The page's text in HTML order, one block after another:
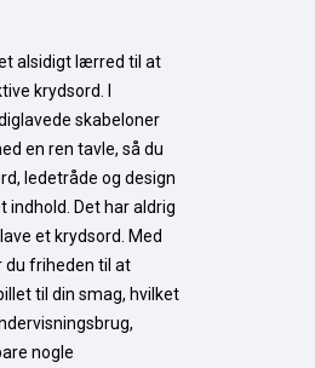
alsidigt lærred til at
krydsord. I
skabeloner
en ren tavle, så du
ledetråde og design
Det har aldrig
et krydsord. Med
du friheden til at
til din smag, hvilket
nogle